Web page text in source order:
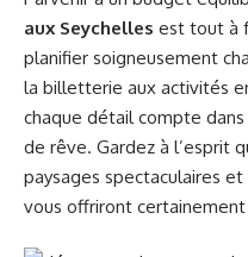
aux Seychelles est tout à
planifier soigneusement
la billetterie aux activités
chaque détail compte
de rêve. Gardez à l’esprit
paysages spectaculaires
vous offriront